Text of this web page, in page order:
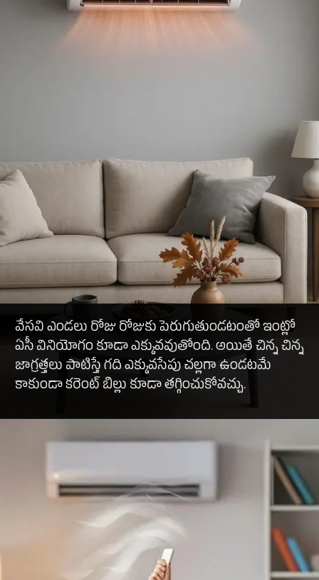
వేసవి ఎండలు రోజు రోజుకు పెరుగుతుండటంతో ఇంట్లో
ఏసీ వినియోగం కూడా ఎక్కువవుతోంది. అయితే చిన్న చిన్న
జాగ్రత్తలు పాటిస్తే గది ఎక్కువసేపు చల్లగా ఉండటమే
కాకుండా కరెంట్ బిల్లు కూడా తగ్గించుకోవచ్చు.